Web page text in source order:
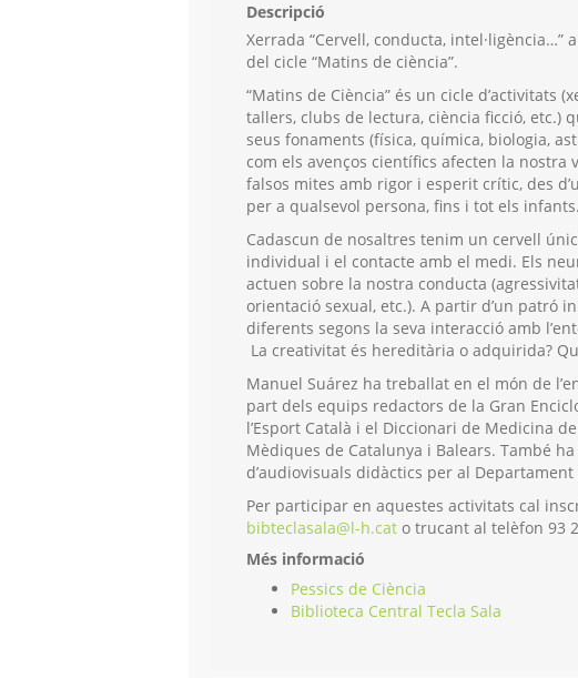
Descripció
Xerrada “Cervell, conducta, intel·ligència…”
del cicle “Matins de ciència”.
“Matins de Ciència” és un cicle d’activitats
tallers, clubs de lectura, ciència ficció, etc.)
seus fonaments (física, química, biologia,
com els avenços científics afecten la nostra
falsos mites amb rigor i esperit crític, des
per a qualsevol persona, fins i tot els infants.
Cadascun de nosaltres tenim un cervell
individual i el contacte amb el medi. Els
actuen sobre la nostra conducta
orientació sexual, etc.). A partir d’un patró
diferents segons la seva interacció amb
La creativitat és hereditària o adquirida?
Manuel Suárez ha treballat en el món de
part dels equips redactors de la Gran
l’Esport Català i el Diccionari de Medicina
Mèdiques de Catalunya i Balears. També
d’audiovisuals didàctics per al Departament
Per participar en aquestes activitats cal
bibteclasala@l-h.cat o trucant al telèfon 93
Més informació
Pessics de Ciència
Biblioteca Central Tecla Sala